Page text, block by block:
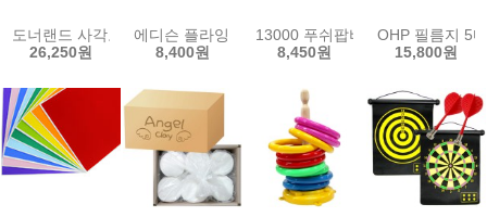
도너랜드 사각모양 수수깡 벌크형 (300P)
26,250원
에디슨 플라잉 디스크볼 LED 색상랜덤
8,400원
13000 푸쉬팝버블 파인애플 노트
8,450원
OHP 필름지 5
15,800원